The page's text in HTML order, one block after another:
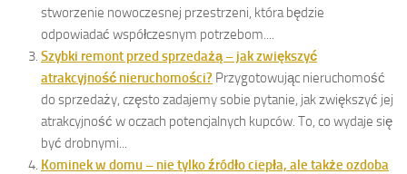
stworzenie nowoczesnej przestrzeni, która będzie
odpowiadać współczesnym potrzebom....
Szybki remont przed sprzedażą – jak zwiększyć
atrakcyjność nieruchomości? Przygotowując nieruchomość
do sprzedaży, często zadajemy sobie pytanie, jak zwiększyć jej
atrakcyjność w oczach potencjalnych kupców. To, co wydaje się
być drobnymi...
Kominek w domu – nie tylko źródło ciepła, ale także ozdoba